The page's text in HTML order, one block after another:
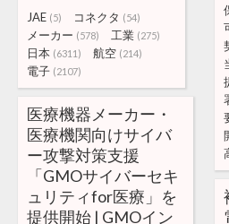
JAE (5) コネクタ (54)
メーカー (578) 工業 (275)
日本 (6311) 航空 (214)
電子 (2107)
医療機器メーカー・
医療機関向けサイバ
ー攻撃対策支援
「GMOサイバーセキ
ュリティfor医療」を
提供開始 | GMOイン